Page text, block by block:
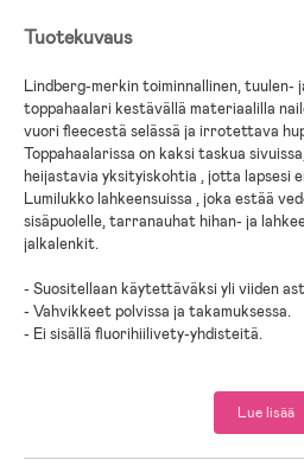
Tuotekuvaus
Lindberg-merkin toiminnallinen, tuulen-
toppahaalari kestävällä materiaalilla
vuori fleecestä selässä ja irrotettava
Toppahaalarissa on kaksi taskua
heijastavia yksityiskohtia , jotta lapsesi
Lumilukko lahkeensuissa , joka estää
sisäpuolelle, tarranauhat hihan- ja
jalkalenkit.
- Suositellaan käytettäväksi yli viiden
- Vahvikkeet polvissa ja takamuksessa.
- Ei sisällä fluorihiilivety-yhdisteitä.
Lue lisää